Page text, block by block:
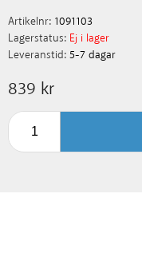
Artikelnr: 1091103
Lagerstatus: Ej i lager
Leveranstid: 5-7 dagar
839 kr